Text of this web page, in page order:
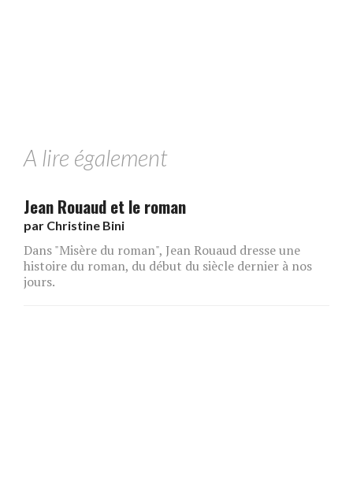
A lire également
Jean Rouaud et le roman
par Christine Bini
Dans "Misère du roman", Jean Rouaud dresse une
histoire du roman, du début du siècle dernier à nos
jours.